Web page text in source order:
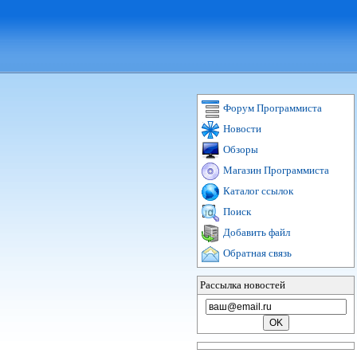
Форум Программиста
Новости
Обзоры
Магазин Программиста
Каталог ссылок
Поиск
Добавить файл
Обратная связь
Рассылка новостей